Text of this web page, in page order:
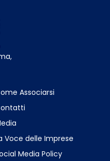
Associarsi
Voce delle Imprese
Media Policy